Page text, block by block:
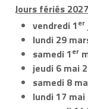
Jours fériés
vendredi 1er
lundi 29
samedi 1er
jeudi 6 mai
samedi 8
lundi 17 mai